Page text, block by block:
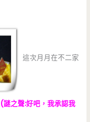
這次月月在不二家
(謎之聲:好吧，我承認我